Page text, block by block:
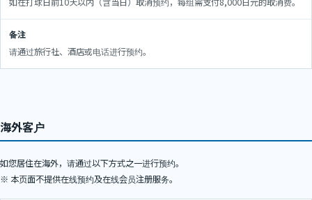
备注
请通过旅行社、酒店或电话进行预约。
海外客户
如您居住在海外，请通过以下方式之一进行预约。
※ 本页面不提供在线预约及在线会员注册服务。